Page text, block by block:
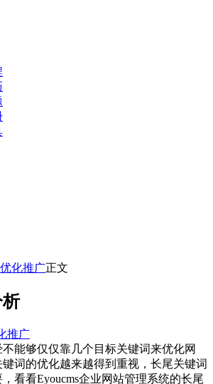
优化推广正文
推广
能够仅仅靠几个目标关键词来优化网
词的优化越来越得到重视，长尾关键词
看看Eyoucms企业网站管理系统的长尾